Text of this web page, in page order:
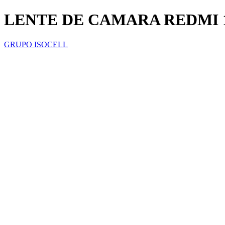
LENTE DE CAMARA REDMI
GRUPO ISOCELL